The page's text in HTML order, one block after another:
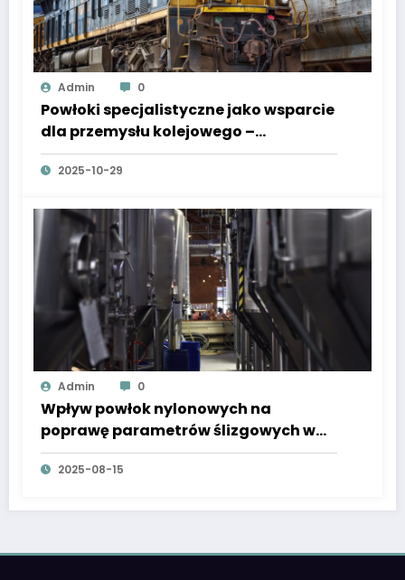
Admin 0
Powłoki specjalistyczne jako wsparcie
dla przemysłu kolejowego –
bezpieczeństwo i niezawodność w
transporcie
2025-10-29
Admin 0
Wpływ powłok nylonowych na
poprawę parametrów ślizgowych w
prowadnicach liniowych
2025-08-15